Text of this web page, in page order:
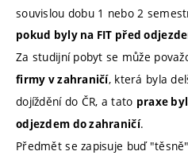
souvislou dobu 1 nebo 2
pokud byly na FIT před
Za studijní pobyt se může
firmy v zahraničí, která byla
dojíždění do ČR, a tato praxe
odjezdem do zahraničí.
Předmět se zapisuje buď